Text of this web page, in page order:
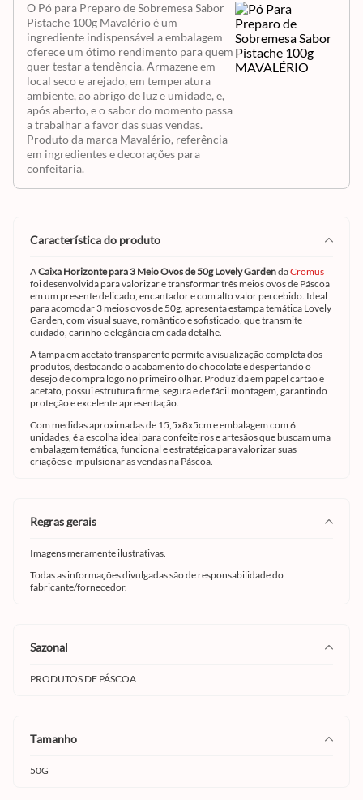
O Pó para Preparo de Sobremesa Sabor
Pistache 100g Mavalério é um
ingrediente indispensável a embalagem
oferece um ótimo rendimento para quem
quer testar a tendência. Armazene em
local seco e arejado, em temperatura
ambiente, ao abrigo de luz e umidade, e,
após aberto, e o sabor do momento passa
a trabalhar a favor das suas vendas.
Produto da marca Mavalério, referência
em ingredientes e decorações para
confeitaria.
característica do produto
ACaixa Horizonte para 3 Meio Ovos de 50g Lovely GardendaCromus
foi desenvolvida para valorizar e transformar três meios ovos de Páscoa
em um presente delicado, encantador e com alto valor percebido. Ideal
para acomodar 3 meios ovos de 50g, apresenta estampa temática Lovely
Garden, com visual suave, romântico e sofisticado, que transmite
cuidado, carinho e elegância em cada detalhe.
A tampa em acetato transparente permite a visualização completa dos
produtos, destacando o acabamento do chocolate e despertando o
desejo de compra logo no primeiro olhar. Produzida em papel cartão e
acetato, possui estrutura firme, segura e de fácil montagem, garantindo
proteção e excelente apresentação.
Com medidas aproximadas de 15,5x8x5cm e embalagem com 6
unidades, é a escolha ideal para confeiteiros e artesãos que buscam uma
embalagem temática, funcional e estratégica para valorizar suas
criações e impulsionar as vendas na Páscoa.
regras gerais
Imagens meramente ilustrativas.
Todas as informações divulgadas são de responsabilidade do
fabricante/fornecedor.
sazonal
PRODUTOS DE PÁSCOA
tamanho
50G